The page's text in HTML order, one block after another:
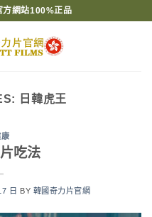
方網站100%正品
日韓虎王
吃法
日 BY 韓國奇力片官網